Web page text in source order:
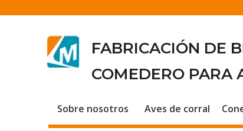
FABRICACIÓN DE
COMEDERO PARA
Sobre nosotros Aves de corral